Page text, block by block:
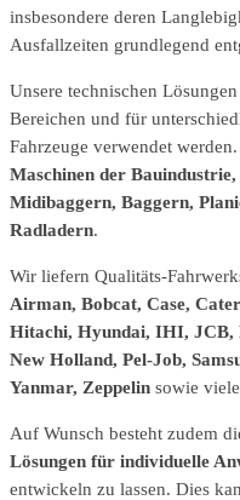
insbesondere deren
Ausfallzeiten grundlegend
Unsere technischen
Bereichen und für
Fahrzeuge verwendet
Maschinen der
Midibaggern, Baggern,
Radladern.
Wir liefern Qualitäts-
Airman, Bobcat, Case,
Hitachi, Hyundai, IHI, JCB,
New Holland, Pel-Job,
Yanmar, Zeppelin sowie
Auf Wunsch besteht zudem
Lösungen für individuelle
entwickeln zu lassen. Dies